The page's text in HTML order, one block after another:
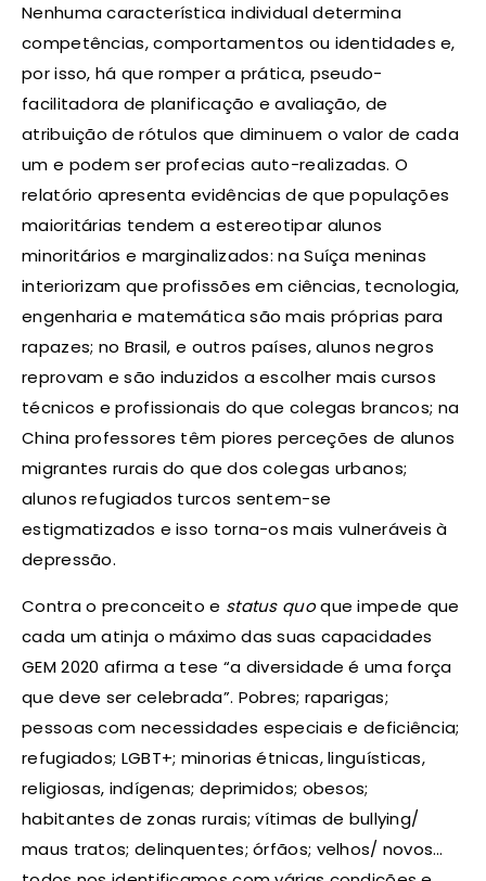
Nenhuma característica individual determina
competências, comportamentos ou identidades e,
por isso, há que romper a prática, pseudo-
facilitadora de planificação e avaliação, de
atribuição de rótulos que diminuem o valor de cada
um e podem ser profecias auto-realizadas. O
relatório apresenta evidências de que populações
maioritárias tendem a estereotipar alunos
minoritários e marginalizados: na Suíça meninas
interiorizam que profissões em ciências, tecnologia,
engenharia e matemática são mais próprias para
rapazes; no Brasil, e outros países, alunos negros
reprovam e são induzidos a escolher mais cursos
técnicos e profissionais do que colegas brancos; na
China professores têm piores perceções de alunos
migrantes rurais do que dos colegas urbanos;
alunos refugiados turcos sentem-se
estigmatizados e isso torna-os mais vulneráveis à
depressão.
Contra o preconceito e status quoque impede que
cada um atinja o máximo das suas capacidades
GEM 2020 afirma a tese “a diversidade é uma força
que deve ser celebrada”. Pobres; raparigas;
pessoas com necessidades especiais e deficiência;
refugiados; LGBT+; minorias étnicas, linguísticas,
religiosas, indígenas; deprimidos; obesos;
habitantes de zonas rurais; vítimas de bullying/
maus tratos; delinquentes; órfãos; velhos/ novos…